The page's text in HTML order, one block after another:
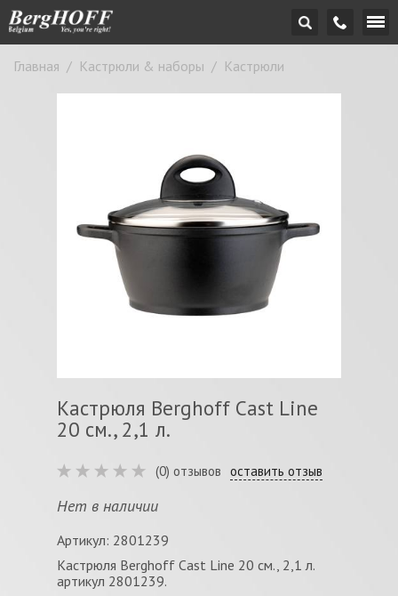
Главная / Кастрюли & наборы / Кастрюли
Кастрюля Berghoff Cast Line
20 см., 2,1 л.
(0) отзывов оставить отзыв
Нет в наличии
Артикул: 2801239
Кастрюля Berghoff Cast Line 20 см., 2,1 л.
артикул 2801239.